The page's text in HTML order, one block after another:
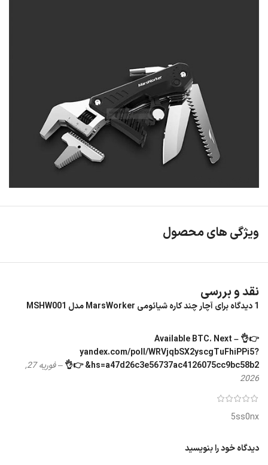
ویژگی های محصول
نقد و بررسی
1 دیدگاه برای آچار چند کاره شیائومی MarsWorker مدل MSHW001
👉👌 Available BTC. Next –
yandex.com/poll/WRVjqbSX2yscgTuFhiPPi5?
hs=a47d26c3e56737ac4126075cc9bc58b2& 👉👌
–
فوریه 27,
2026
5ss0nx
دیدگاه خود را بنویسید